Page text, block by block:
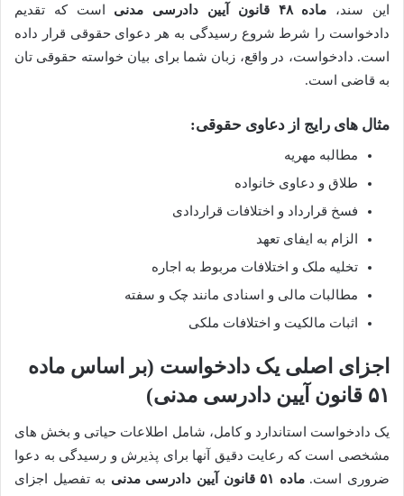
این سند، ماده ۴۸ قانون آیین دادرسی مدنی
است که تقدیم
دادخواست را شرط شروع رسیدگی به هر دعوای حقوقی قرار داده
است. دادخواست، در واقع، زبان شما برای بیان خواسته حقوقی تان
به قاضی است.
مثال های رایج از دعاوی حقوقی:
مطالبه مهریه
طلاق و دعاوی خانواده
فسخ قرارداد و اختلافات قراردادی
الزام به ایفای تعهد
تخلیه ملک و اختلافات مربوط به اجاره
مطالبات مالی و اسنادی مانند چک و سفته
اثبات مالکیت و اختلافات ملکی
اجزای اصلی یک دادخواست (بر اساس ماده
۵۱ قانون آیین دادرسی مدنی)
یک دادخواست استاندارد و کامل، شامل اطلاعات حیاتی و بخش های
مشخصی است که رعایت دقیق آنها برای پذیرش و رسیدگی به دعوا
ضروری است.ماده ۵۱ قانون آیین دادرسی مدنی
به تفصیل اجزای